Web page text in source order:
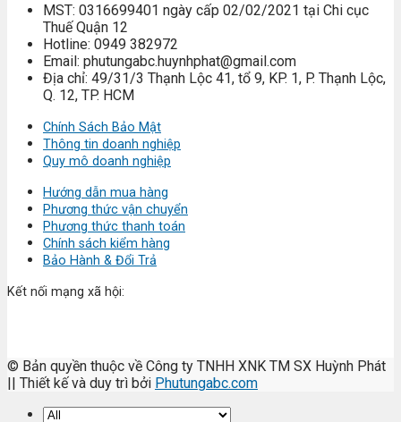
MST: 0316699401 ngày cấp 02/02/2021 tại Chi cục
Thuế Quận 12
Hotline: 0949 382972
Email: phutungabc.huynhphat@gmail.com
Địa chỉ: 49/31/3 Thạnh Lộc 41, tổ 9, KP. 1, P. Thạnh Lộc,
Q. 12, TP. HCM
Chính Sách Bảo Mật
Thông tin doanh nghiệp
Quy mô doanh nghiệp
Hướng dẫn mua hàng
Phương thức vận chuyển
Phương thức thanh toán
Chính sách kiểm hàng
Bảo Hành & Đổi Trả
Kết nối mạng xã hội:
© Bản quyền thuộc về Công ty TNHH XNK TM SX Huỳnh Phát
|| Thiết kế và duy trì bởi Phutungabc.com